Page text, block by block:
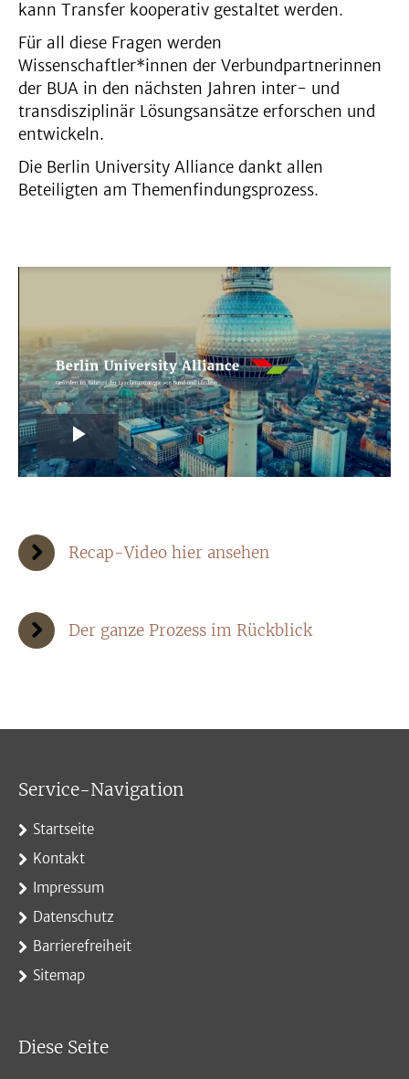
kann Transfer kooperativ gestaltet werden.
Für all diese Fragen werden
Wissenschaftler*innen der Verbundpartnerinnen
der BUA in den nächsten Jahren inter- und
transdisziplinär Lösungsansätze erforschen und
entwickeln.
Die Berlin University Alliance dankt allen
Beteiligten am Themenfindungsprozess.
Play
Recap-Video hier ansehen
Der ganze Prozess im Rückblick
Service-Navigation
Startseite
Kontakt
Impressum
Datenschutz
Barrierefreiheit
Sitemap
Diese Seite